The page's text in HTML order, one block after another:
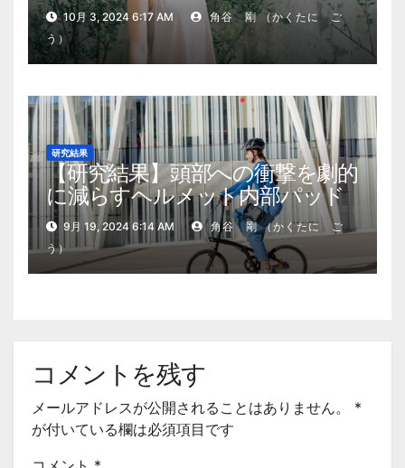
10月 3, 2024 6:17 AM
角谷 剛 （かくたに ご
う）
研究結果
【研究結果】頭部への衝撃を劇的
に減らすヘルメット内部パッド
9月 19, 2024 6:14 AM
角谷 剛 （かくたに ご
う）
コメントを残す
メールアドレスが公開されることはありません。
*
が付いている欄は必須項目です